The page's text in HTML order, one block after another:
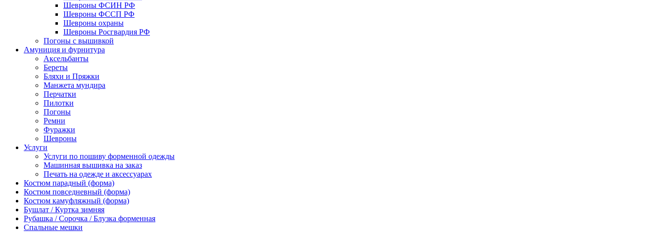
Шевроны ФСИН РФ
Шевроны ФССП РФ
Шевроны охраны
Шевроны Росгвардия РФ
Погоны с вышивкой
Амуниция и фурнитура
Аксельбанты
Береты
Бляхи и Пряжки
Манжета мундира
Перчатки
Пилотки
Погоны
Ремни
Фуражки
Шевроны
Услуги
Услуги по пошиву форменной одежды
Машинная вышивка на заказ
Печать на одежде и аксессуарах
Костюм парадный (форма)
Костюм повседневный (форма)
Костюм камуфляжный (форма)
Бушлат / Куртка зимняя
Рубашка / Сорочка / Блузка форменная
Спальные мешки